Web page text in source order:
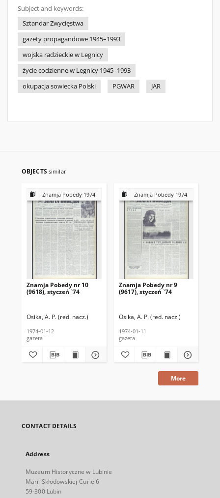
Subject and keywords:
Sztandar Zwycięstwa
gazety propagandowe 1945–1993
wojska radzieckie w Legnicy
życie codzienne w Legnicy 1945–1993
okupacja sowiecka Polski
PGWAR JAR
OBJECTS similar
Znamja Pobedy 1974
Znamja Pobedy nr 10
(9618), styczeń `74
Osika, A. P. (red. nacz.)
1974-01-12
gazeta
Znamja Pobedy 1974
Znamja Pobedy nr 9
(9617), styczeń `74
Osika, A. P. (red. nacz.)
1974-01-11
gazeta
More
CONTACT DETAILS
Address
Muzeum Historyczne w Lubinie
Marii Skłodowskiej-Curie 6
59-300 Lubin